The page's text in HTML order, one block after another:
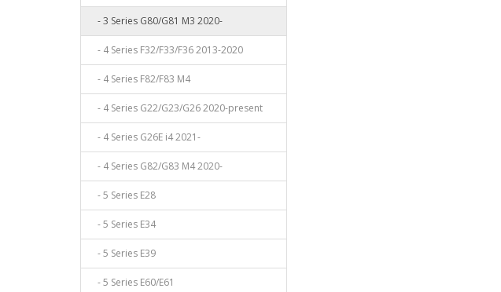
- 3 Series G80/G81 M3 2020-
- 4 Series F32/F33/F36 2013-2020
- 4 Series F82/F83 M4
- 4 Series G22/G23/G26 2020-present
- 4 Series G26E i4 2021-
- 4 Series G82/G83 M4 2020-
- 5 Series E28
- 5 Series E34
- 5 Series E39
- 5 Series E60/E61